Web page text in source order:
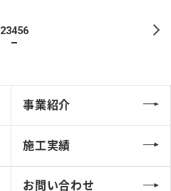
23456
事業紹介
施工実績
お問い合わせ